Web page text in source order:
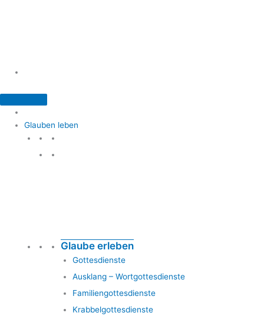
Glauben leben
Glaube erleben
Gottesdienste
Ausklang – Wortgottesdienste
Familiengottesdienste
Krabbelgottesdienste